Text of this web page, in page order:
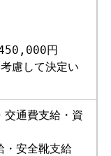
円
慮して決定い
交通費支給・資
・安全靴支給